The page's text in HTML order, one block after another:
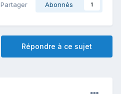
Partager Abonnés 1
Répondre à ce sujet